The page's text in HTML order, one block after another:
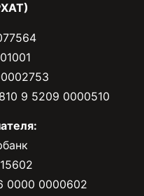
9 5209 0000510
0000 0000602